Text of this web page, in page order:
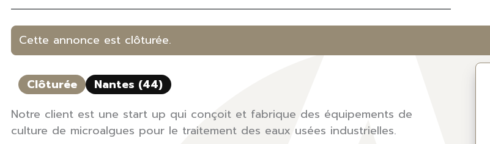
Cette annonce est clôturée.
Clôturée
Nantes (44)
Notre client est une start up qui conçoit et fabrique des équipements de
culture de microalgues pour le traitement des eaux usées industrielles.